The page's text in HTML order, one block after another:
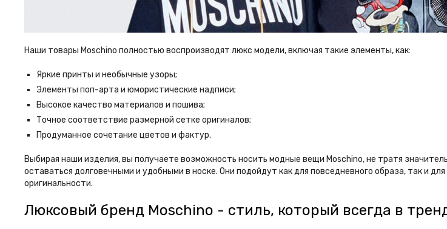
Наши товары Moschino полностью воспроизводят люкс модели, включая такие элементы, как:
Яркие принты и необычные узоры;
Элементы поп-арта и юмористические надписи;
Высокое качество материалов и пошива;
Точное соответствие размерной сетке оригиналов;
Продуманное сочетание цветов и фактур.
Выбирая наши изделия, вы получаете возможность носить модные вещи Moschino, не тратя
оставаться долговечными и удобными в носке. Они подойдут как для повседневного образа, так и
оригинальности.
Люксовый бренд Moschino - стиль, который всегда в